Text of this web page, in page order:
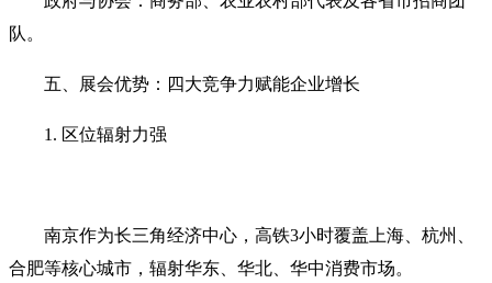
队。
五、展会优势：四大竞争力赋能企业增长‌
1. 区位辐射力强‌
南京作为长三角经济中心，高铁3小时覆盖上海、杭州、
合肥等核心城市，辐射华东、华北、华中消费市场。